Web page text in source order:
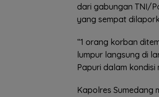
dari gabungan TNI/
yang sempat
“1 orang korban
lumpur langsung di
Papuri dalam kondisi
Kapolres Sumedang